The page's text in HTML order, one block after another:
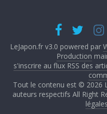
LeJapon.fr v3.0 powered par
Production
s'inscrire au flux RSS des
Tout le contenu est © 2026
auteurs respectifs All Right
légales